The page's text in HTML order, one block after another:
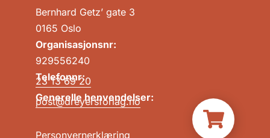
Bernhard Getz’ gate 3
0165 Oslo
Organisasjonsnr:
929556240
Telefonnr:
23 13 69 20
Generelle henvendelser:
post@dreyersforlag.no
Personvernerklæring